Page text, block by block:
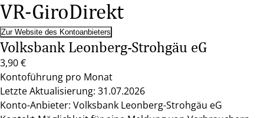
VR-GiroDirekt
Zur Website des Kontoanbieters
Volksbank Leonberg-Strohgäu eG
3,90 €
Kontoführung pro Monat
Letzte Aktualisierung: 31.07.2026
Konto-Anbieter: Volksbank Leonberg-Strohgäu eG